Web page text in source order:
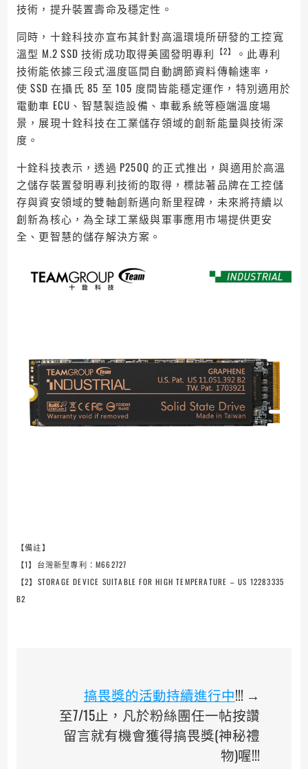
技術，提升裝置壽命及穩定性。
同時，十銓科技亦宣布其針對高溫環境所研發的工控寬
溫型 M.2 SSD 技術成功取得美國發明專利
【2】
。此專利
技術能依據三段式溫度區間自動調節資料傳輸速率，
使 SSD 在攝氏 85 至 105 度間皆能穩定運作，特別適用於
電動車 ECU、智慧製造設備、車載系統等極端溫度場
景，展現十銓科技在工業儲存領域的創新能量與技術深
度。
十銓科技表示，透過 P250Q 的正式推出，與適用於高溫
之儲存裝置發明專利技術的取得，標誌著品牌在工控儲
存與資安領域的雙軸創新邁向新里程碑，未來將持續以
創新為核心，為全球工業級與軍事應用市場提供更安
全、更智慧的儲存解決方案。
【備註】
【1】台灣新型專利：M662727
【2】STORAGE DEVICE SUITABLE FOR HIGH TEMPERATURE – US 12283335
B2
搞畏獎的活動持續進行中!!! →
至7/15止，凡於粉絲團任一帖按讚
留言就有機會獲得搞畏獎(神秘禮
物)喔!!!